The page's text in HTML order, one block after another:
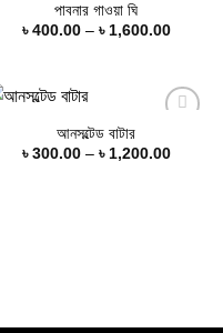
পাবনার গাওয়া ঘি
৳ 400.00 – ৳ 1,600.00Price
৳
আনসল্টেড বাটার
৳ 300.00 – ৳ 1,200.00Price